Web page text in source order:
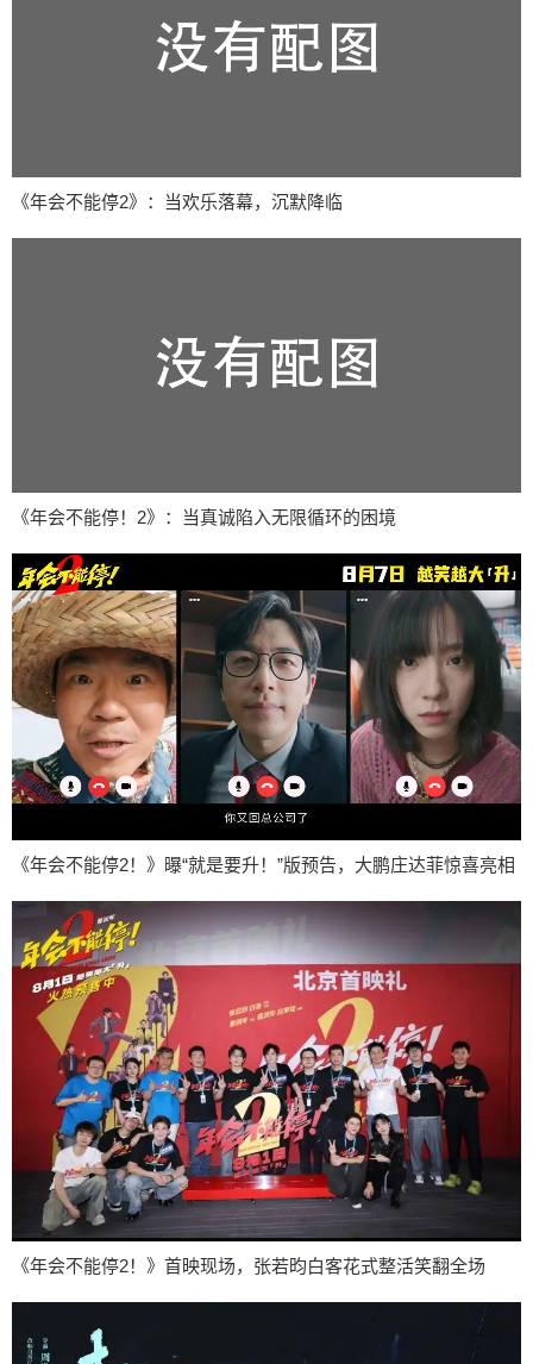
《年会不能停2》：当欢乐落幕，沉默降临
《年会不能停！2》：当真诚陷入无限循环的困境
《年会不能停2！》曝“就是要升！”版预告，大鹏庄达菲惊喜亮相
《年会不能停2！》首映现场，张若昀白客花式整活笑翻全场